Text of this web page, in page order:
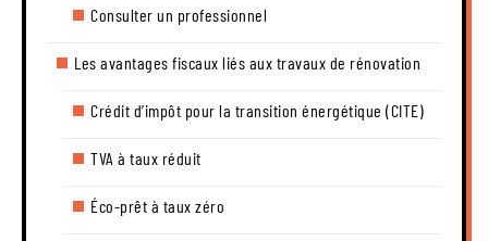
Consulter un professionnel
Les avantages fiscaux liés aux travaux de rénovation
Crédit d’impôt pour la transition énergétique (CITE)
TVA à taux réduit
Éco-prêt à taux zéro